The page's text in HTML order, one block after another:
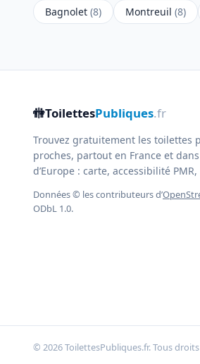
Bagnolet (8) Montreuil (8)
🚻ToilettesPubliques.fr
Trouvez gratuitement les toilettes
proches, partout en France et
d’Europe : carte, accessibilité
Données © les contributeurs d’
ODbL 1.0.
© 2026 ToilettesPubliques.fr. Tous